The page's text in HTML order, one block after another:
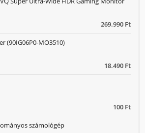
269.990 Ft
18.490 Ft
(90IG06P0-MO3510)
100 Ft
számológép